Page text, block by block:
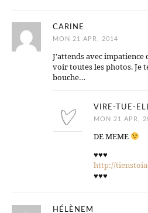
CARINE
MON 21 APR, 2014
J’attends avec
voir toutes les photos. Je
bouche…
VIRE-TUE-
MON 21 APR,
DE MEME
♥♥♥
http://
♥♥♥
HÉLÈNEM